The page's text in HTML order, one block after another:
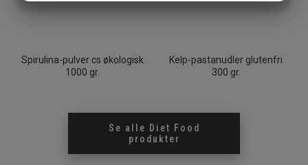
Spirulina-pulver cs økologisk
1000 gr.
Kelp-pastanudler glutenfri
300 gr.
Se alle Diet Food
produkter